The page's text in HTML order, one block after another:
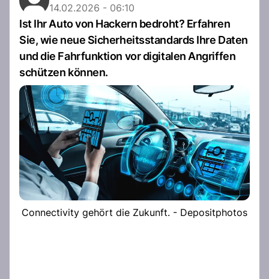
14.02.2026 - 06:10
Ist Ihr Auto von Hackern bedroht? Erfahren
Sie, wie neue Sicherheitsstandards Ihre Daten
und die Fahrfunktion vor digitalen Angriffen
schützen können.
Connectivity gehört die Zukunft. - Depositphotos